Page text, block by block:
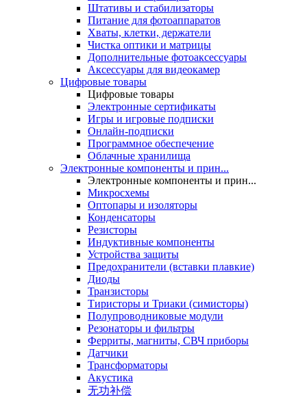
Штативы и стабилизаторы
Питание для фотоаппаратов
Хваты, клетки, держатели
Чистка оптики и матрицы
Дополнительные фотоаксессуары
Аксессуары для видеокамер
Цифровые товары
Цифровые товары
Электронные сертификаты
Игры и игровые подписки
Онлайн-подписки
Программное обеспечение
Облачные хранилища
Электронные компоненты и прин...
Электронные компоненты и прин...
Микросхемы
Оптопары и изоляторы
Конденсаторы
Резисторы
Индуктивные компоненты
Устройства защиты
Предохранители (вставки плавкие)
Диоды
Транзисторы
Тиристоры и Триаки (симисторы)
Полупроводниковые модули
Резонаторы и фильтры
Ферриты, магниты, СВЧ приборы
Датчики
Трансформаторы
Акустика
无功补偿